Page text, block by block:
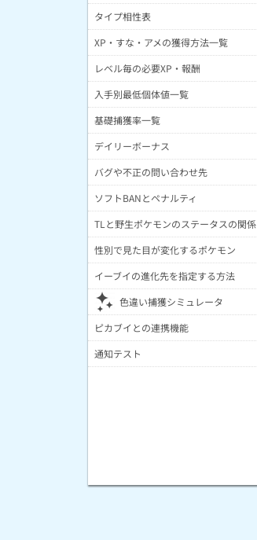
タイプ相性表
XP・すな・アメの獲得方法一覧
レベル毎の必要XP・報酬
入手別最低個体値一覧
基礎捕獲率一覧
デイリーボーナス
バグや不正の問い合わせ先
ソフトBANとペナルティ
TLと野生ポケモンのステータスの関係
性別で見た目が変化するポケモン
イーブイの進化先を指定する方法
色違い捕獲シミュレータ
ピカブイとの連携機能
通知テスト